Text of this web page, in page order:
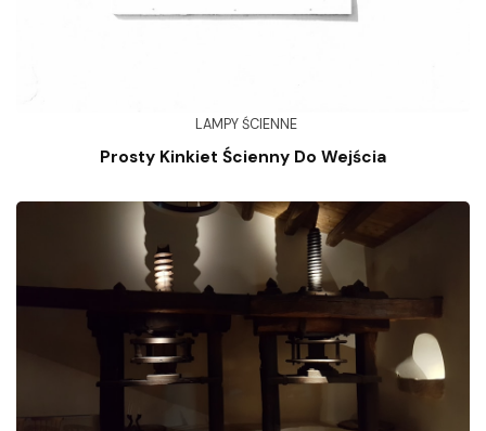
LAMPY ŚCIENNE
Prosty Kinkiet Ścienny Do Wejścia